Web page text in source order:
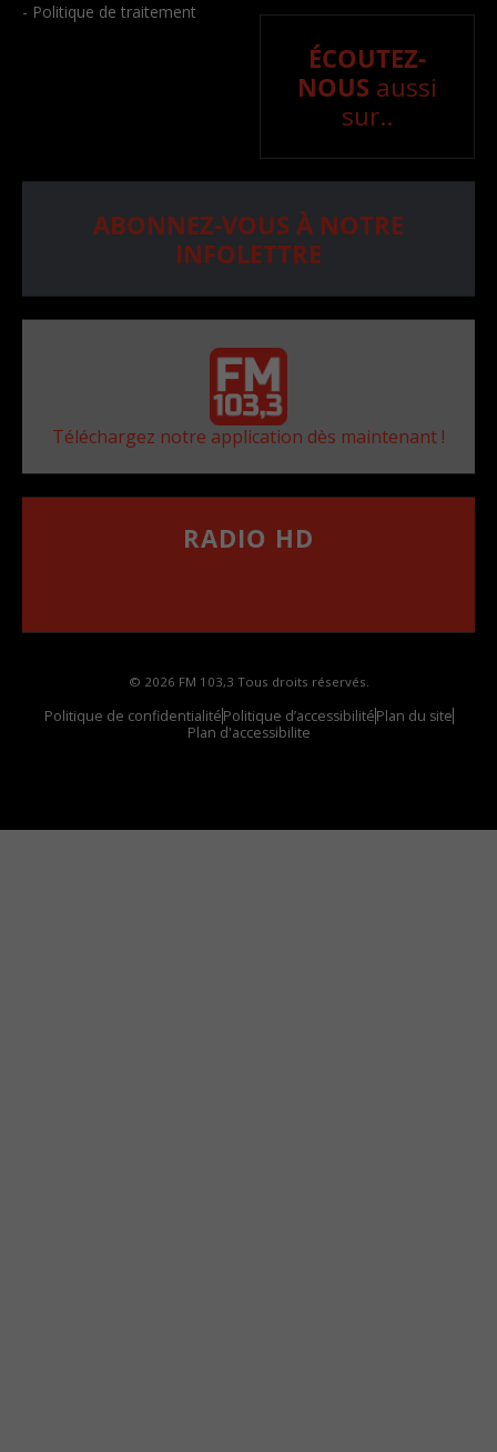
- Politique de traitement
ÉCOUTEZ-
NOUS aussi
sur..
ABONNEZ-VOUS À NOTRE
INFOLETTRE
Téléchargez notre application dès maintenant !
RADIO HD
© 2026 FM 103,3 Tous droits réservés.
Politique de confidentialitéPolitique d’accessibilitéPlan du site
Plan d'accessibilite